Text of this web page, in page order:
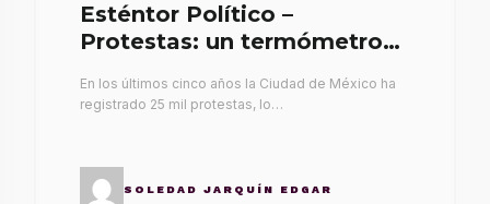
Esténtor Político –
Protestas: un termómetro
En los últimos cinco años la Ciudad de México ha
registrado 25 mil protestas, lo…
SOLEDAD JARQUÍN EDGAR